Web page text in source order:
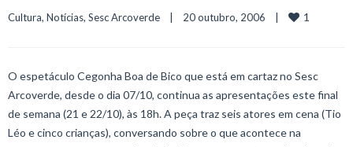
Cultura, Notícias, Sesc Arcoverde
    |    20 outubro, 2006    |
1
O espetáculo Cegonha Boa de Bico que está em cartaz no Sesc
Arcoverde, desde o dia 07/10, continua as apresentações este final
de semana (21 e 22/10), às 18h. A peça traz seis atores em cena (Tio
Léo e cinco crianças), conversando sobre o que acontece na